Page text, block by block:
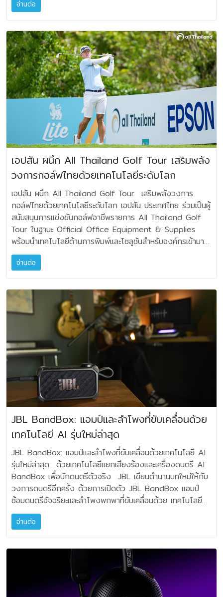
ลำโพงจะมีอิมพีแดนซ์เปลี่ยนแปลงตลอดช่วงความถี่ก็ตาม ข้อดี
คือจะให้เสียงเบสกระชับ ย่านความถี่เสียงกลางเป็นธรรมชาติ
พร้อมเสียงแหลมที่ทอดยาว ให้ความสมดุลเสียงไม่เปลี่ยนง่ายเมื่อ
เปลี่ยนลำโพง ถือเป็นหนึ่งในเทคโนโลยีที่สร้างชื่อให้กับ NAT
Audio มาตลอด • Hybrid Regulated Power Supply แม้
วงจรขยายจะดีเพียงใด หากภาคจ่ายไฟไม่มีคุณภาพ ผลลัพธ์ก็
ไม่สมบูรณ์ Single Evo จึงใช้หม้อแปลงขนาดประมาณ 630
VA ให้พลังงานสำรองกว่า 300 Joules มีระบบเรกกูเรตหลาย
ภาคในการแยกการจ่ายไฟให้แต่ละวงจร ผลลัพธ์คือพื้นเสียงเงียบ
ไดนามิกที่รองรับการเปลี่ยนแปลงของสัญญาณได้อย่างรวดเร็ว
รวมทั้งให้พลังเสียงเต็มอิ่มแม้จะต้องเปิดในระดับที่ดังมากก็ตาม •
ระบบ Auto Bias ปัญหาของแอมป์หลอดหลายรุ่นคือผู้ใช้ต้อง
คอยปรับ Bias ด้วยตนเองแต่ Single Evo ใช้ระบบ Auto
Bias จึงมีข้อดีคือไม่ต้องเสียเวลาตั้งค่าเอง ระบบออโตจะช่วย
รักษาการทำงานของหลอดให้อยู่ในจุดที่เหมาะสม ยืดอายุการใช้
ไม่ถูกต้อง จึงเหมาะทั้งกับผู้เล่นมือใหม่และนักเล่นที่ต้องการความ
สะดวก • ระบบปรับระดับเสียงคุณภาพสูง แทนที่จะใช้โวลุ่มแบบ
ทั่วไป Single Evo ใช้รูปแบบ Relay Controlled Shunt
Attenuator โดยในแต่ละระดับเสียงสัญญาณจะผ่านตัวต้านทาน
เพียงตัวเดียว ช่วยลดการสูญเสียรายละเอียด และรักษาความ
สมดุลของเสียงได้ดีกว่าโวลุ่มแบบคาร์บอนหรือแบบฟิล์มทั่วไป
Single Evo มีบุคลิกเสียงอันโดดเด่น ด้านเวทีเสียงกว้างและลึก
อิมเมจชัดเจน นิ่ง แสดงผลรายละเอียดระดับไมโครโดดเด่น เสียง
ร้องสมจริง มีตัวตน ฮาร์โมนิกสวยงาม สามารถถ่ายทอด
บรรยากาศของห้องบันทึกเสียงได้ดี เบสหนักแน่นกว่าที่คาดว่าเรา
จะได้จากแอมป์ Single-Ended ให้ความผ่อนคลายในการฟังต่อ
เนื่องเป็นเวลานาน จุดเด่นไม่ได้อยู่ที่การเร่งเร้าหรือเน้นรายละเอียด
จนเกินจริง แต่เป็นการนำเสนอเสียงที่เป็นธรรมชาติ มีความสมดุล
และเปิดโอกาสให้ดนตรีถ่ายทอดอารมณ์ได้อย่างเต็มที่ และด้วย
กำลังขับประมาณ 50 วัตต์ แบบ Pure Class A ทำให้ Single
Evo สามารถขับลำโพงได้หลากหลายกว่าที่หลายคนคาดคิด เป็น
แอมป์ที่เหมาะกับลำโพงที่มีความไวปานกลางถึงสูง สามารถจับคู่
กับลำโพงไฮเอนด์ร่วมสมัยได้อย่างน่าประทับใจ หากเลือกให้เหมาะ
สม NAT Audio Single Evo ไม่ได้โดดเด่นเพียงเพราะเป็น
แอมป์หลอดระดับไฮเอ็นด์ แต่เพราะทุกองค์ประกอบได้รับการ
ออกแบบเพื่อเป้าหมายเดียวกันคือ การรักษาความบริสุทธิ์ของ
สัญญาณเสียงให้มากที่สุด ทุกองค์ประกอบล้วนสะท้อนแนวคิด
ของ NAT Audio ที่เชื่อว่า "ความเรียบง่ายที่ออกแบบอย่างถูก
ต้อง คือหนทางสู่คุณภาพเสียงที่ดีที่สุด" สำหรับนักฟังที่ชื่นชอบ
ความเป็นธรรมชาติ ความลื่นไหลของดนตรี และต้องการสัมผัส
เสน่ห์ของแอมป์หลอด Single-Ended โดยไม่ต้องแลกกับข้อ
จำกัดด้านกำลังขับมากเหมือนในอดีต NAT Audio Single Evo
คือผลงานที่น่าศึกษาและน่าฟังอย่างยิ่ง เป็นแอมป์ที่แสดงให้เห็นว่า
เทคโนโลยีสมัยใหม่สามารถต่อยอดแนวคิดดั้งเดิมของหลอด
สอบถามเพิ่มเติมได้ที่ Sound Box ชั้น 3 ฟอร์จูน ทาวน์ โทร.
089-920-8297 คุณโจ้ ตัวแทนจำหน่าย HiFi House โทร.
096-978-7424 คุณเอ็ม HiFi 99 โทร. 081-999-1699
คุณนะ Inter HiFi โทร. 094-124-2732 คุณโมท TSV โทร.
ราคาปกติ 5,990 ราคาโปรโมชัน 5,391 บาท JBL
Microphone: ไมโครโฟนไร้สายคุณภาพสูง JBL Wireless
Microphone ราคาปกติ 3,990 ราคาโปรโมชัน 3,791 บาท
JBL PBM Wireless Microphone ราคาปกติ 4,990 ราคา
โปรโมชัน 4,741 บาท JBL Soundbar: เสียงระดับโรง
ภาพยนตร์ในบ้านคุณ JBL Bar 9.1 ราคาปกติ 27,900 ราคา
โปรโมชัน 19,900 บาท JBL Bar 300 ** ราคาปกติ
16,900 ราคาโปรโมชัน 10,985 บาท JBL Bar 500 **
ราคาปกติ 22,900 ราคาโปรโมชัน 14,885 บาท JBL Bar
800 ** ราคาปกติ 29,900 ราคาโปรโมชัน 19,435 บาท
JBL Bar 1000 ** ราคาปกติ 35,900 ราคาโปรโมชัน
23,335 บาท JBL Bar 1300 ** ราคาปกติ 49,900 ราคา
โปรโมชัน 32,435 บาท JBL Bar 300 MK2 ราคาปกติ
16,900 ราคาโปรโมชัน 16,055 บาท JBL Bar 500 MK2
ราคาปกติ 23,900 ราคาโปรโมชัน 22,705 บาท JBL Bar
800 MK2 ราคาปกติ 32,900 ราคาโปรโมชัน 31,255 บาท
JBL Bar 1000 MK2 ราคาปกติ 39,900 ราคาโปรโมชัน
37,905 บาท JBL Bar 1300 MK2 ราคาปกติ 59,900
ราคาโปรโมชัน 56,905 บาท **จำนวนจำกัด 55 เครื่องตลอด
แคมเปญ Harman Kardon Enchant: Soundbar
900 ราคาปกติ 21,900 ราคาโปรโมชัน 19,710 บาท
Harman Kardon Enchant Sub 2 ราคาปกติ 15,900
ราคาโปรโมชัน 14,310 บาท Harman Kardon Enchant
1100 ราคาปกติ 29,900 ราคาโปรโมชัน 26,910 บาท
Harman Kardon Enchant Speaker ราคาปกติ 9,900
ราคาโปรโมชัน 8,910 บาท Denon Soundbar: เสียงอิมเม
อร์ซีฟระดับพรีเมียม Denon DHT-S218 ราคาปกติ
29,900 ราคาโปรโมชัน 13,455 บาท Denon HEOS Sub +
HEOS Bar (แพ็คคู่) ราคาปกติ 58,800 ราคาโปรโมชัน
30,000 บาท Denon Heos: ระบบเสียงไร้สายอัจฉริยะ 55
เครื่องแรก ลด 50% Denon Heos 5 HS2 (Black/White)
ราคาปกติ 16,900 ราคาโปรโมชัน 8,450 บาท Denon
Heos 7 HS2 (Black/White) ราคาปกติ 22,900 ราคา
โปรโมชัน 11,450 บาท **จำกัด 55 เครื่องตลอดแคมเปญ
Denon Home Speakers: ลำโพง Multiroom ระดับ Hi-Fi
55 เครื่องแรก ลด 25% Denon Home 150 —
Black/White (NV) ราคาปกติ 8,590 ราคาโปรโมชัน 6,443
บาท Denon Home 150 — Black/White ราคาปกติ
9,900 ราคาโปรโมชัน 7,425 บาท Denon Home 250 —
Black/White ราคาปกติ 15,900 ราคาโปรโมชัน 11,925
บาท Denon Home 350 — Black/White ราคาปกติ
19,900 ราคาโปรโมชัน 14,925 บาท Denon Home
SB550E ราคาปกติ 28,900 ราคาโปรโมชัน 26,010 บาท
Denon Home Amp ราคาปกติ 19,900 ราคาโปรโมชัน
17,910 บาท Denon Home Sub ราคาปกติ 22,900 ราคา
โปรโมชัน 20,610 บาท Denon Home Special Set ราคา
ปกติ 68,980 ราคาโปรโมชัน 56,900 บาท **จำกัด 55
เครื่องตลอดแคมเปญสำหรับบางรุ่น Denon AV Receiver:
80th Anniversary Edition A LEGEND IS REBORN 80
ปีของ JBL คือการเดินทางของเสียงดนตรีผ่านหลายยุคสมัย
ตั้งแต่แผ่นเสียง เทปคาสเซ็ต จนถึงโลกดิจิทัลในวันนี้ และถ้าพูด
ถึงลำโพงที่กลายเป็นภาพจำของยุคทองนั้น ชื่อของ JBL L100
คงเป็นหนึ่งในรุ่นที่หลายคนนึกถึงเป็นอันดับแรก เพื่อเฉลิมฉลอง
ครบรอบ 80 ปี ตำนานบทนี้จึงกลับมาอีกครั้งในรูปแบบ Limited
Edition ภายใต้ชื่อ "JBL L100 Classic 80th Anniversary
Edition" — ส่วนหนึ่งของ Collection พิเศษที่ JBL จัดทำขึ้น
เพื่อเป็นเครื่องหมายแห่งการฉลองครั้งยิ่งใหญ่นี้โดยเฉพาะ
ความพิเศษของรุ่นนี้อยู่ที่หน้ากากโฟม Quadrex สีน้ำตาลเฉดสี
ใหม่ที่ไม่เคยมีมาก่อนในประวัติศาสตร์ของ L100 ให้มู้ดวินเทจที่
ลึกและอบอุ่นยิ่งขึ้น ด้านหลังเครื่องมาพร้อมแผ่นโลหะระบุ Pair
Number เฉพาะตัว พร้อมลายเซ็นของวิศวกรผู้ออกแบบระบบ
รายละเอียดเล็กๆ ที่ทำให้ลำโพงคู่นี้ไม่ใช่แค่รุ่นพิเศษ แต่เป็นชิ้นส่วน
หนึ่งของประวัติศาสตร์เครื่องเสียง ผลิตขึ้นในจำนวนจำกัดเพียง
800 คู่ทั่วโลก และมีเพียง 15 คู่ในประเทศไทยเท่านั้น ตำนานที่
ไม่เคยจางหาย นับตั้งแต่เปิดตัวครั้งแรกในยุค 1970s ลำโพง
JBL L100 ได้กลายเป็นหนึ่งในลำโพงที่เป็นที่จดจำมากที่สุดใน
ประวัติศาสตร์ของ JBL เป็นเสมือนสัญลักษณ์ของยุคสมัยและจุด
เริ่มต้นของ High-Performance Home Audio L100
Classic 80 จึงถือกำเนิดขึ้นเพื่อเป็นการยกย่องมรดกนั้น ใน
ขณะเดียวกันก็นำเสนอคุณภาพเสียง วัสดุ และมาตรฐานการผลิต
ที่ก้าวหน้าตามแบบฉบับ JBL ในยุคปัจจุบัน "JBL L100 ไม่ได้เป็น
แค่ลำโพง แต่คือสัญลักษณ์ของบทบาท JBL ในการกำหนดวิธีที่
ผู้คนสัมผัสดนตรีในบ้าน L100 Classic 80 คือการเชิดชูมรดก
นั้น พร้อมสะท้อนมาตรฐานวิศวกรรมและความคาดหวังในการรับ
ฟังในยุคนี้ มันคือการฉลองทั้งสิ่งที่เราเคยเป็น และก้าวที่เราได้เดิน
มา" — Jim Garrett, Senior Director, Product
Strategy and Planning, HARMAN Luxury Audio
ดีไซน์ที่บอกเล่าเรื่องราว L100 Classic 80 โดดเด่นด้วย
การตกแต่งด้วย Natural Oak Wood Veneer อันงดงาม คู่
กับ Brown Quadrex Foam Grille สไตล์ Vintage ที่ประดับ
โลโก้ JBL สีทองและดำอย่างลงตัว ตัวลำโพงยังมาพร้อม
Woofer ขนาด 12 นิ้ว กรวยสีดำ ที่เลือกมาเพื่อเสริมความงาม
ของ Oak Finish โดยเฉพาะ รวมถึง Black Satin Wood
Baffle Frame และ Anniversary Edition Badging ทั้ง
ด้านหน้าและด้านหลัง ทำให้ L100 Classic 80 เป็นได้ทั้งงาน
ศิลป์และลำโพง High-Performance ในชิ้นเดียวกัน คุณภาพ
เสียงระดับ High-Performance L100 Classic 80 คือ
ลำโพง 3-Way Bookshelf ขนาด 12 นิ้ว ที่ออกแบบมาเพื่อ
การให้เสียง Stereo ที่ทรงพลังและครบมิติ ประกอบด้วย ●
Woofer แบบ Cast-Frame Pure Pulp Cone ขนาด 12
Driver Pure Pulp Cone เคลือบ Polymer ขนาด 5.25 นิ้ว
● Tweeter Titanium Dome ขนาด 1 นิ้ว พร้อม
Acoustic Lens Waveguide ของ JBL ● Attenuator
ปรับระดับ Mid และ High Frequency ได้จากแผงหน้าลำโพง
เพื่อให้ผู้ใช้ Fine-tune เสียงให้เข้ากับห้องและรสนิยมส่วนตัว
รองรับการใช้งานในรูปแบบ Bi-wire และ Bi-amp ผ่าน Gold-
Plated Binding Posts คู่ พร้อม Impedance 4 โอห์มที่เป็น
อ่านต่อ
เอปสัน ผนึก All Thailand Golf Tour เสริมพลัง
วงการกอล์ฟไทยด้วยเทคโนโลยีระดับโลก
เอปสัน ผนึก All Thailand Golf Tour เสริมพลังวงการ
กอล์ฟไทยด้วยเทคโนโลยีระดับโลก เอปสัน ประเทศไทย ร่วมเป็นผู้
สนับสนุนการแข่งขันกอล์ฟอาชีพรายการ All Thailand Golf
Tour ในฐานะ Official Office Equipment & Supplies
พร้อมนำเทคโนโลยีด้านการพิมพ์และโซลูชันสำหรับองค์กรเข้ามาส
นับสนุนการดำเนินงานภายในสนามแข่งขัน เพื่อช่วยเพิ่ม
ประสิทธิภาพ ความรวดเร็ว และความคล่องตัวในการจัดการ
แข่งขันระดับอาชีพ พร้อมสะท้อนแนวคิดด้านความยั่งยืนผ่านการ
เลือกใช้เทคโนโลยีที่เป็นมิตรต่อสิ่งแวดล้อม All Thailand Golf
Tour ถือเป็นหนึ่งในทัวร์นาเมนต์กอล์ฟอาชีพหลักของประเทศไทย
ที่มีบทบาทสำคัญในการพัฒนานักกอล์ฟไทยและยกระดับมาตรฐาน
การแข่งขันสู่ระดับนานาชาติ โดยมีบริษัท สปอร์ต แมนเนจเม้นท์
กรุ๊ป จำกัด เป็นผู้จัดการแข่งขัน นายยรรยง มุนีมงคลทร
ผู้อำนวยการอาวุโสประจำกลุ่มประเทศในภูมิภาคเอเชียตะวันออก
เฉียงใต้ และผู้อำนวย การบริหาร บริษัท เอปสัน (ประเทศไทย)
จำกัด กล่าวว่า “เอปสันมีนโยบายในการสนับสนุนกิจกรรมด้าน
กีฬาอย่างต่อเนื่องในระดับโลก ไม่ว่าจะเป็นฟุตบอล มอเตอร์
สปอร์ต หรือกีฬากอล์ฟ โดยก่อนหน้านี้เอปสันเคยร่วมสนับสนุน
การแข่งขัน Honda LPGA Thailand มาแล้ว และสำหรับ All
Thailand Golf Tour ถือเป็นอีกหนึ่งเวทีสำคัญของวงการ
กอล์ฟไทย ที่ช่วยพัฒนานักกีฬาไทยและยกระดับมาตรฐานการ
แข่งขันในประเทศ กีฬากอล์ฟสะท้อนแนวคิดที่สอดคล้องกับเอปสัน
ทั้งเรื่องความแม่นยำ ความสม่ำเสมอ และสมาธิ ซึ่งเป็นคุณสมบัติ
เดียวกับที่เราให้ความ สำคัญในการพัฒนาเทคโนโลยีและ
นวัตกรรมของบริษัท การเข้ามาสนับสนุนครั้งนี้จึงเป็นโอกาสที่
เอปสันจะได้มีส่วนร่วมสนับสนุนวงการกีฬาไทย พร้อมนำ
เทคโนโลยีของเอปสันเข้ามาช่วยสนับสนุนการจัดการแข่งขันให้
ดำเนินไปอย่างมีประสิทธิภาพ” ในการแข่งขันครั้งนี้ เอปสันได้นำ
เครื่องพิมพ์ Epson WorkForce C579R และ Epson
EcoTank L15150 เข้ามาสนับสนุนการทำงานของทีมจัดการ
แข่งขัน ไม่ว่าจะเป็นการพิมพ์เอกสารการแข่งขัน สกอร์การ์ด
ตารางการแข่งขัน และเอกสารด้านการจัดการต่างๆ ซึ่งต้อง
อาศัยความถูกต้อง รวดเร็ว และความพร้อมใช้งานตลอดเวลา
โดยเครื่องพิมพ์ที่นำมาใช้ยังใช้เทคโนโลยี Heat-Free
อ่านต่อ
JBL BandBox: แอมป์และลำโพงที่ขับเคลื่อนด้วย
เทคโนโลยี AI รุ่นใหม่ล่าสุด
JBL BandBox: แอมป์และลำโพงที่ขับเคลื่อนด้วยเทคโนโลยี AI
รุ่นใหม่ล่าสุด ด้วยเทคโนโลยีแยกเสียงร้องและเครื่องดนตรี AI
BandBox เพื่อนักดนตรีตัวจริง JBL เขียนตำนานบทใหม่ให้กับ
วงการดนตรีอีกครั้ง ด้วยการเปิดตัว JBL BandBox แอมป์
ซ้อมดนตรีอัจฉริยะและลำโพงพกพาที่ขับเคลื่อนด้วย เทคโนโลยี
AI ออกแบบมาให้ตอบโจทย์ทั้งนักดนตรีมือใหม่และมืออาชีพ JBL
BandBox Solo และ JBL BandBox Trio รุ่นใหม่ มาพร้อม
เทคโนโลยี AI แยก เสียงร้องและเสียงเครื่องดนตรีแบบเรียลไทม์
พร้อมเสียงคุณภาพตามแบบฉบับของ JBL รวมถึงเอฟเฟกต์และ
เครื่องมือซ้อมครบครัน ด้วยลำโพงพกพาที่พกไปได้ ทุกที่อย่าง
อิสระ และฟีเจอร์ระดับมืออาชีพที่ออกแบบมาเพื่อศิลปิน Bandbox
ทำให้คุณสามารถซ้อม เล่น และสร้างสรรค์เพลง ได้ทุกที่เมื่อ
อ่านต่อ